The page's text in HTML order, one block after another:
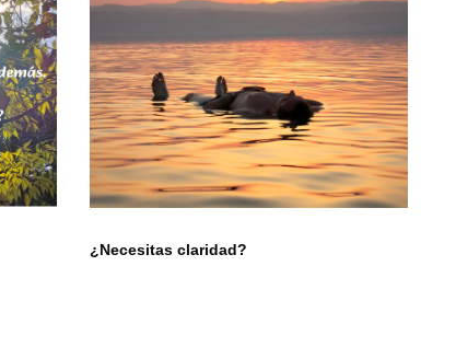
¿Necesitas claridad?